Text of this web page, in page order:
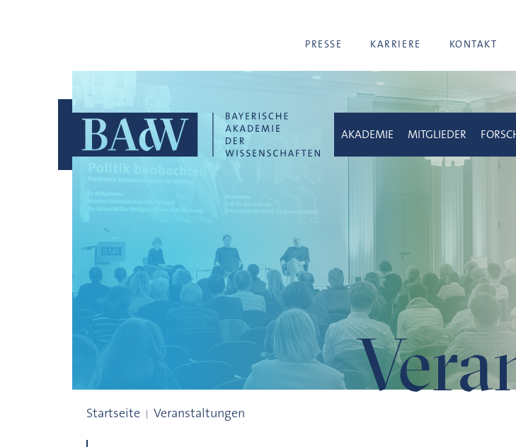
PRESSE KARRIERE KONTAKT
AKADEMIE MITGLIEDER
Startseite Veranstaltungen